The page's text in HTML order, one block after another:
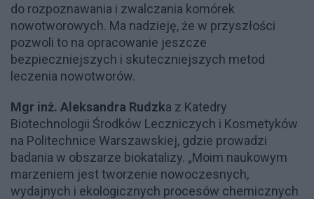
do rozpoznawania i zwalczania komórek
nowotworowych. Ma nadzieję, że w przyszłości
pozwoli to na opracowanie jeszcze
bezpieczniejszych i skuteczniejszych metod
leczenia nowotworów.
Mgr inż. Aleksandra Rudzka z Katedry
Biotechnologii Środków Leczniczych i Kosmetyków
na Politechnice Warszawskiej, gdzie prowadzi
badania w obszarze biokatalizy. „Moim naukowym
marzeniem jest tworzenie nowoczesnych,
wydajnych i ekologicznych procesów chemicznych